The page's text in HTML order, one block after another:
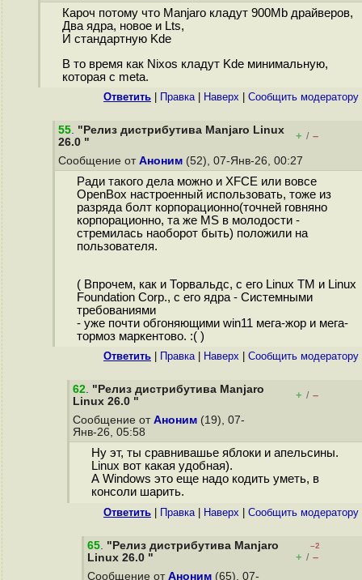
Кароч потому что Manjaro кладут 900Mb драйверов,
Два ядра, новое и Lts,
И стандартную Kde
В то время как Nixos кладут Kde минимальную,
которая с meta.
Ответить Правка| Наверх Cообщить модератору
55. "Релиз дистрибутива Manjaro Linux
26.0 "
+ / –
Сообщение от Аноним (52), 07-Янв-26, 00:27
Ради такого дела можно и XFCE или вовсе
OpenBox настроенный использовать, тоже из
разряда болт корпорационно(точней говняно
корпорационно, та же MS в молодости -
стремилась наоборот быть) положили на
пользователя.
( Впрочем, как и Торвальдс, с его Linux TM и Linux
Foundation Corp., с его ядра - Системными
требованиями
- уже почти обгоняющими win11 мега-жор и мега-
тормоз маркентово. :( )
Ответить Правка| Наверх Cообщить модератору
62. "Релиз дистрибутива Manjaro
Linux 26.0 "
+ / –
Сообщение от Аноним (19), 07-
Янв-26, 05:58
Ну эт, ты сравнивашье яблоки и апельсины.
Linux вот какая удобная).
А Windows это еще надо кодить уметь, в
консоли шарить.
Ответить Правка| Наверх Cообщить модератору
65. "Релиз дистрибутива Manjaro
Linux 26.0 "
–2
+ / –
Сообщение от Аноним (65), 07-